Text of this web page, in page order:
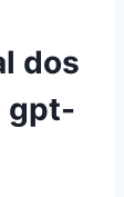
dos
gpt-